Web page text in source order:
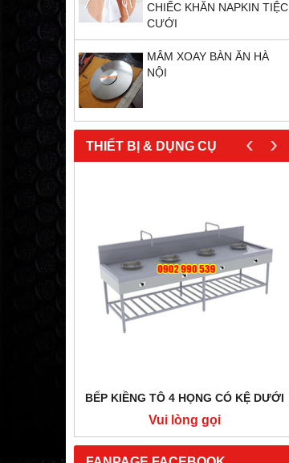
CHIẾC KHĂN NAPKIN TIỆC
CƯỚI
MÂM XOAY BÀN ĂN HÀ
NỘI
THIẾT BỊ & DỤNG CỤ
BẾP KIỀNG TÔ 4 HỌNG CÓ KỆ DƯỚI
Vui lòng gọi
‹ ›